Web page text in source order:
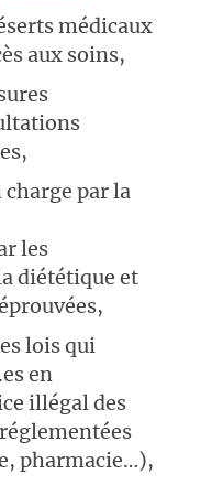
médicaux
aux soins,
par la
les
diététique et
lois qui
en
illégal des
pharmacie…),